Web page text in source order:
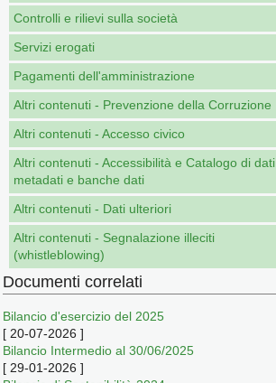
Controlli e rilievi sulla società
Servizi erogati
Pagamenti dell'amministrazione
Altri contenuti - Prevenzione della Corruzione
Altri contenuti - Accesso civico
Altri contenuti - Accessibilità e Catalogo di dati,
metadati e banche dati
Altri contenuti - Dati ulteriori
Altri contenuti - Segnalazione illeciti
(whistleblowing)
Documenti correlati
Bilancio d'esercizio del 2025
[ 20-07-2026 ]
Bilancio Intermedio al 30/06/2025
[ 29-01-2026 ]